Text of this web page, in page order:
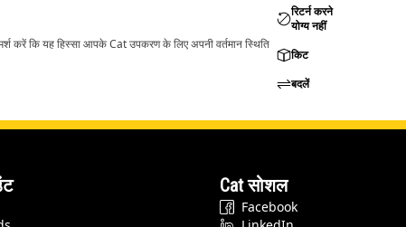
करें कि यह हिस्सा आपके Cat उपकरण के लिए अपनी वर्तमान स्थिति
रिटर्न करने
योग्य नहीं
किट
बदलें
Cat सोशल
Facebook